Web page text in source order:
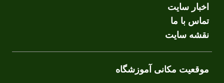
اخبار سایت
تماس با ما
نقشه سایت
موقعیت مکانی آموزشگاه